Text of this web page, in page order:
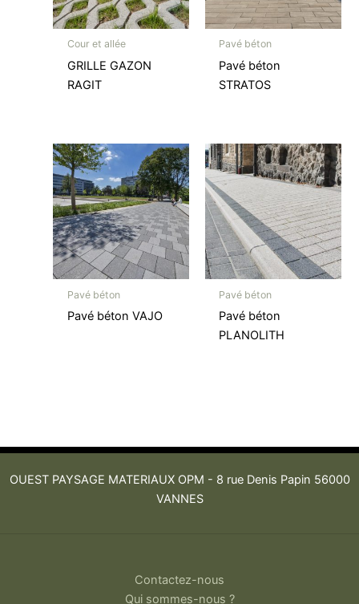
Cour et allée
GRILLE GAZON
RAGIT
Pavé béton
Pavé béton
STRATOS
Pavé béton
Pavé béton VAJO
Pavé béton
Pavé béton
PLANOLITH
OUEST PAYSAGE MATERIAUX OPM - 8 rue Denis Papin 56000
VANNES
Contactez-nous
Qui sommes-nous ?